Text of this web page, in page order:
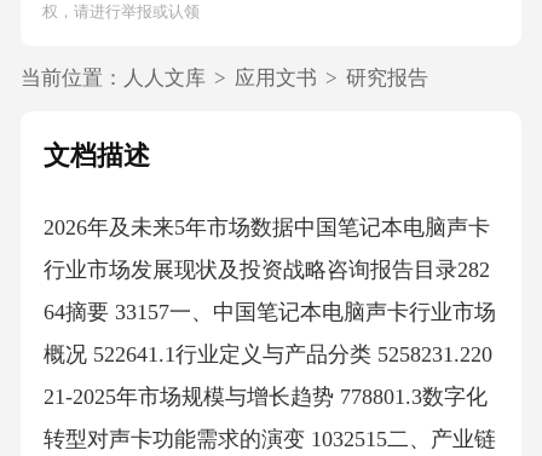
权，请进行举报或认领
当前位置： 人人文库 > 应用文书 > 研究报告
文档描述
2026年及未来5年市场数据中国笔记本电脑声卡
行业市场发展现状及投资战略咨询报告目录282
64摘要 33157一、中国笔记本电脑声卡行业市场
概况 522641.1行业定义与产品分类 5258231.220
21-2025年市场规模与增长趋势 778801.3数字化
转型对声卡功能需求的演变 1032515二、产业链